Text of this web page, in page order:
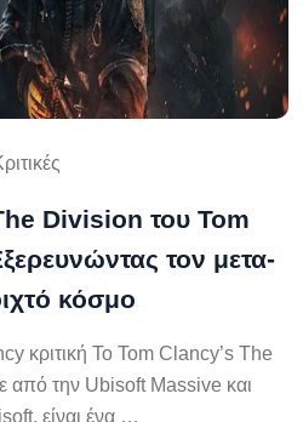
Division του Tom
τον μετα-
κόσμο
κριτική Το Tom Clancy’s The
την Ubisoft Massive και
είναι ένα …